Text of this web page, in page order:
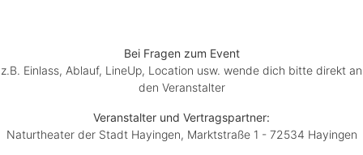
Bei Fragen zum Event
z.B. Einlass, Ablauf, LineUp, Location usw. wende dich bitte direkt an
den Veranstalter
Veranstalter und Vertragspartner:
Naturtheater der Stadt Hayingen, Marktstraße 1 - 72534 Hayingen